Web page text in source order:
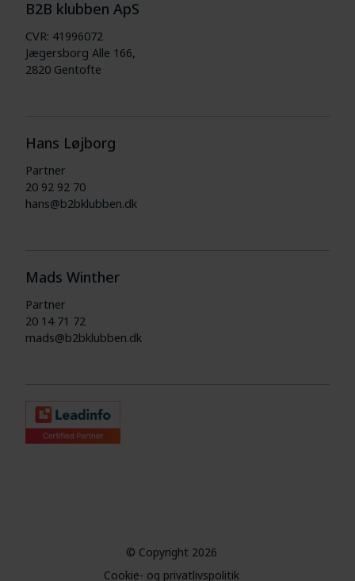
B2B klubben ApS
CVR: 41996072
Jægersborg Alle 166,
2820 Gentofte
Hans Løjborg
Partner
20 92 92 70
hans@b2bklubben.dk
Mads Winther
Partner
20 14 71 72
mads@b2bklubben.dk
© Copyright 2026
Cookie- og privatlivspolitik